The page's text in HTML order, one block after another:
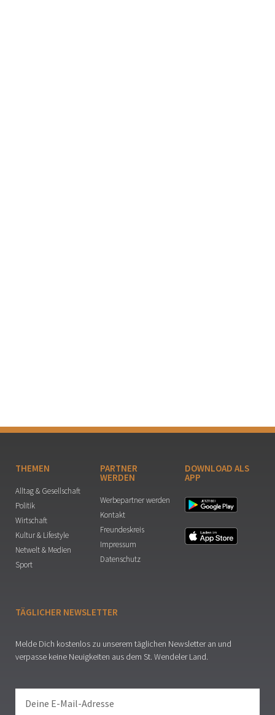
THEMEN
Alltag & Gesellschaft
Politik
Wirtschaft
Kultur & Lifestyle
Netwelt & Medien
Sport
PARTNER
WERDEN
Werbepartner werden
Kontakt
Freundeskreis
Impressum
Datenschutz
DOWNLOAD ALS
APP
TÄGLICHER NEWSLETTER
Melde Dich kostenlos zu unserem täglichen Newsletter an und
verpasse keine Neuigkeiten aus dem St. Wendeler Land.